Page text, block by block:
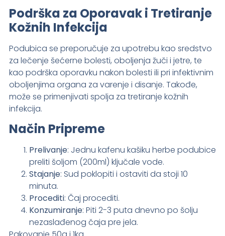
Podrška za Oporavak i Tretiranje
Kožnih Infekcija
Podubica se preporučuje za upotrebu kao sredstvo
za lečenje šećerne bolesti, oboljenja žuči i jetre, te
kao podrška oporavku nakon bolesti ili pri infektivnim
oboljenjima organa za varenje i disanje. Takođe,
može se primenjivati spolja za tretiranje kožnih
infekcija.
Način Pripreme
Prelivanje: Jednu kafenu kašiku herbe podubice
preliti šoljom (200ml) ključale vode.
Stajanje: Sud poklopiti i ostaviti da stoji 10
minuta.
Procediti: Čaj procediti.
Konzumiranje: Piti 2-3 puta dnevno po šolju
nezaslađenog čaja pre jela.